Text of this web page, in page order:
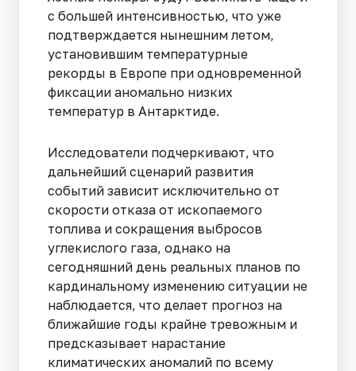
с большей интенсивностью, что уже
подтверждается нынешним летом,
установившим температурные
рекорды в Европе при одновременной
фиксации аномально низких
температур в Антарктиде.
Исследователи подчеркивают, что
дальнейший сценарий развития
событий зависит исключительно от
скорости отказа от ископаемого
топлива и сокращения выбросов
углекислого газа, однако на
сегодняшний день реальных планов по
кардинальному изменению ситуации не
наблюдается, что делает прогноз на
ближайшие годы крайне тревожным и
предсказывает нарастание
климатических аномалий по всему